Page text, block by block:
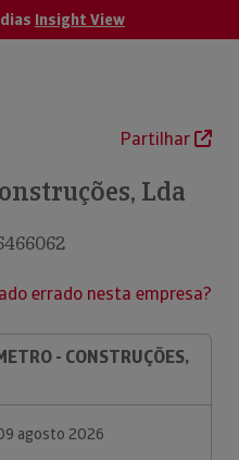
Insight View
Partilhar
Lda
errado nesta empresa?
- CONSTRUÇÕES,
agosto 2026